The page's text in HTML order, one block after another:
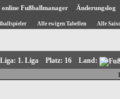
online Fußballmanager Änderungslog
Alle ewigen Tabellen Alle
1. Liga Platz: 16 Land: